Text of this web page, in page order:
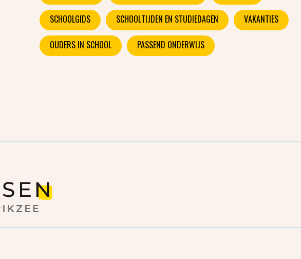
SCHOOLGIDS SCHOOLTIJDEN EN STUDIEDAGEN VAKANTIES
OUDERS IN SCHOOL PASSEND ONDERWIJS